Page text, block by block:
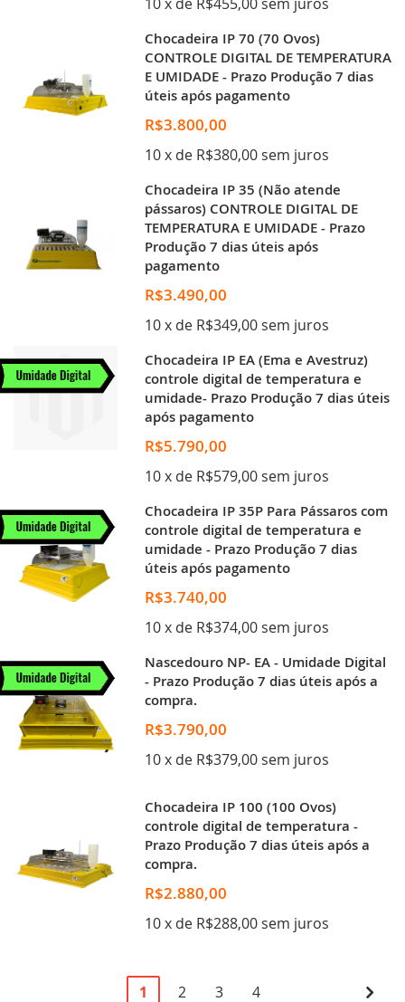
Chocadeira IP 70 (70 Ovos)
CONTROLE DIGITAL DE TEMPERATURA
E UMIDADE - Prazo Produção 7 dias
úteis após pagamento
R$3.800,00
10 x de R$380,00 sem juros
Chocadeira IP 35 (Não atende
pássaros) CONTROLE DIGITAL DE
TEMPERATURA E UMIDADE - Prazo
Produção 7 dias úteis após
pagamento
R$3.490,00
10 x de R$349,00 sem juros
Chocadeira IP EA (Ema e Avestruz)
controle digital de temperatura e
umidade- Prazo Produção 7 dias úteis
após pagamento
R$5.790,00
10 x de R$579,00 sem juros
Chocadeira IP 35P Para Pássaros com
controle digital de temperatura e
umidade - Prazo Produção 7 dias
úteis após pagamento
R$3.740,00
10 x de R$374,00 sem juros
Nascedouro NP- EA - Umidade Digital
- Prazo Produção 7 dias úteis após a
compra.
R$3.790,00
10 x de R$379,00 sem juros
Chocadeira IP 100 (100 Ovos)
controle digital de temperatura -
Prazo Produção 7 dias úteis após a
compra.
R$2.880,00
10 x de R$288,00 sem juros
Página
Você
1 Página
2 Página
3 Página
4